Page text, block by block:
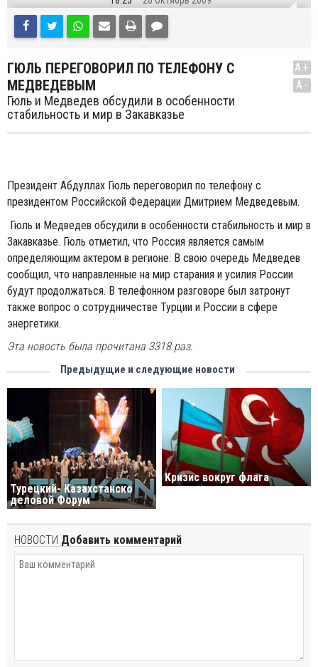
ГЮЛЬ ПЕРЕГОВОРИЛ ПО ТЕЛЕФОНУ С
МЕДВЕДЕВЫМ
Гюль и Медведев обсудили в особенности
стабильность и мир в Закавказье
A+
A-
Президент Абдуллаx Гюль переговорил по телефону с
президентом Российской Федерации Дмитрием Медведевым.
Гюль и Медведев обсудили в особенности стабильность и мир в
Закавказье. Гюль отметил, что Россия является самым
определяющим актером в регионе. В свою очередь Медведев
сообщил, что направленные на мир старания и усилия России
будут продолжаться. В телефонном разговоре был затронут
также вопрос о сотрудничестве Турции и России в сфере
энергетики.
Эта новость была прочитана 3318 раз.
Предыдущие и следующие новости
Турeцкий- Казахстанско
деловой Форум
Kризис вокруг флага
НОВОСТИ Добавить комментарий